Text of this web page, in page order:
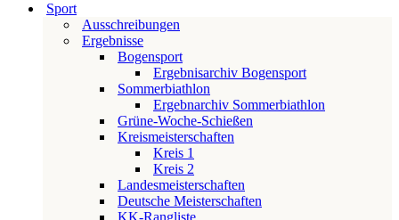
Sport
Ausschreibungen
Ergebnisse
Bogensport
Ergebnisarchiv Bogensport
Sommerbiathlon
Ergebnarchiv Sommerbiathlon
Grüne-Woche-Schießen
Kreismeisterschaften
Kreis 1
Kreis 2
Landesmeisterschaften
Deutsche Meisterschaften
KK-Rangliste